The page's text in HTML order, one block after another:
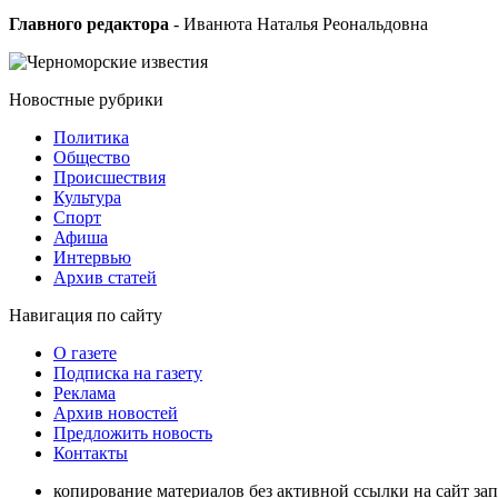
Главного редактора - Иванюта Наталья Реональдовна
Новостные рубрики
Политика
Общество
Проиcшествия
Культура
Спорт
Афиша
Интервью
Архив статей
Навигация по сайту
О газете
Подписка на газету
Реклама
Архив новостей
Предложить новость
Контакты
копирование материалов без активной ссылки на сайт